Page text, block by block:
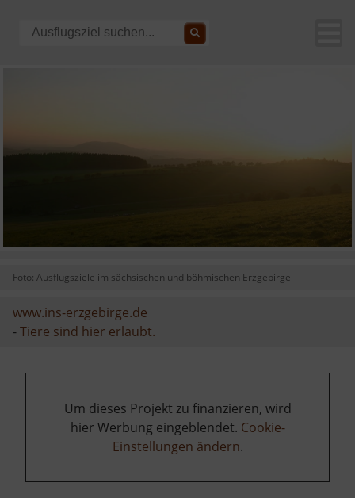
Foto: Ausflugsziele im sächsischen und böhmischen Erzgebirge
www.ins-erzgebirge.de
-Tiere sind hier erlaubt.
Um dieses Projekt zu finanzieren, wird
hier Werbung eingeblendet. Cookie-
Einstellungen ändern.